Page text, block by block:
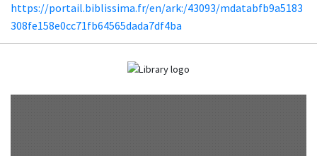
https://portail.biblissima.fr/en/ark:/43093/mdatabfb9a5183
308fe158e0cc71fb64565dada7df4ba